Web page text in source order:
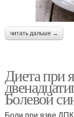
читать дальше →
Диета при
Болевой